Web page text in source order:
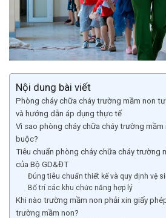
Nội dung bài viết
Phòng cháy chữa cháy trường mầm non
và hướng dẫn áp dụng thực tế
Vì sao phòng cháy chữa cháy trường mầm
buộc?
Tiêu chuẩn phòng cháy chữa cháy trường
của Bộ GD&ĐT
Đúng tiêu chuẩn thiết kế và quy định vệ
Bố trí các khu chức năng hợp lý
Khi nào trường mầm non phải xin giấy
trường mầm non?